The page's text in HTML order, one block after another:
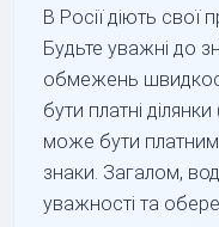
В Росії діють свої
Будьте уважні до
обмежень
бути платні
може бути платним,
знаки. Загалом,
уважності та